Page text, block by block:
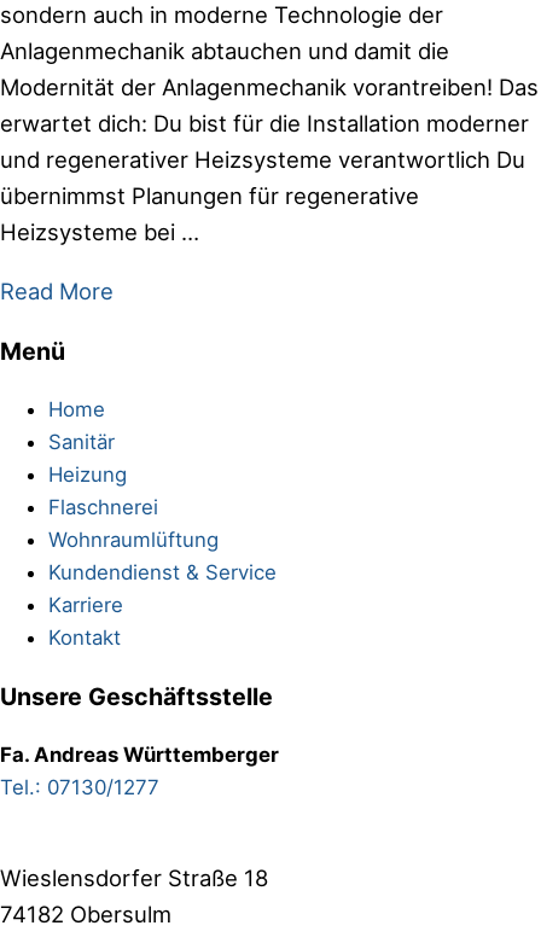
sondern auch in moderne Technologie der
Anlagenmechanik abtauchen und damit die
Modernität der Anlagenmechanik vorantreiben! Das
erwartet dich: Du bist für die Installation moderner
und regenerativer Heizsysteme verantwortlich Du
übernimmst Planungen für regenerative
Heizsysteme bei …
Anlagenmechaniker
(w/m/d)
Read More
Footer
Menü
Home
Sanitär
Heizung
Flaschnerei
Wohnraumlüftung
Kundendienst & Service
Karriere
Kontakt
Unsere Geschäftsstelle
Fa. Andreas Württemberger
Tel.: 07130/1277
Wieslensdorfer Straße 18
74182 Obersulm